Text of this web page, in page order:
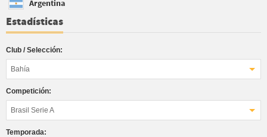
Argentina
Estadísticas
Club / Selección:
Bahía
Competición:
Brasil Serie A
Temporada: